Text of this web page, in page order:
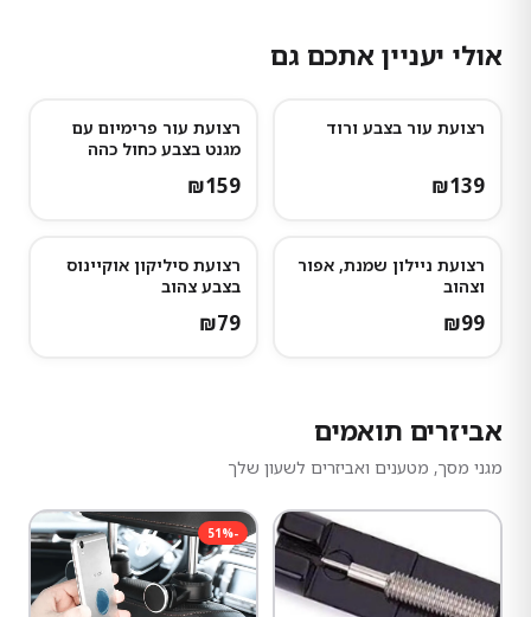
אולי יעניין אתכם גם
נותרו מעט
רצועת עור בצבע ורוד
₪139
רצועת עור פרימיום עם
מגנט בצבע כחול כהה
₪159
רצועת ניילון שמנת, אפור
וצהוב
₪99
רצועת סיליקון אוקיינוס
בצבע צהוב
₪79
אביזרים תואמים
מגני מסך, מטענים ואביזרים לשעון שלך
-
51%